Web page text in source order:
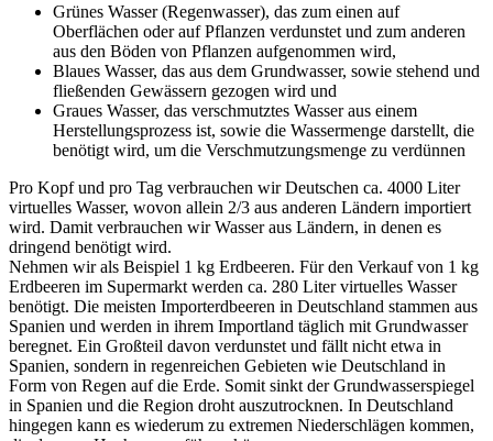
Grünes Wasser (Regenwasser), das zum einen auf
Oberflächen oder auf Pflanzen verdunstet und zum anderen
aus den Böden von Pflanzen aufgenommen wird,
Blaues Wasser, das aus dem Grundwasser, sowie stehend und
fließenden Gewässern gezogen wird und
Graues Wasser, das verschmutztes Wasser aus einem
Herstellungsprozess ist, sowie die Wassermenge darstellt, die
benötigt wird, um die Verschmutzungsmenge zu verdünnen
Pro Kopf und pro Tag verbrauchen wir Deutschen ca. 4000 Liter
virtuelles Wasser, wovon allein 2/3 aus anderen Ländern importiert
wird. Damit verbrauchen wir Wasser aus Ländern, in denen es
dringend benötigt wird.
Nehmen wir als Beispiel 1 kg Erdbeeren. Für den Verkauf von 1 kg
Erdbeeren im Supermarkt werden ca. 280 Liter virtuelles Wasser
benötigt. Die meisten Importerdbeeren in Deutschland stammen aus
Spanien und werden in ihrem Importland täglich mit Grundwasser
beregnet. Ein Großteil davon verdunstet und fällt nicht etwa in
Spanien, sondern in regenreichen Gebieten wie Deutschland in
Form von Regen auf die Erde. Somit sinkt der Grundwasserspiegel
in Spanien und die Region droht auszutrocknen. In Deutschland
hingegen kann es wiederum zu extremen Niederschlägen kommen,